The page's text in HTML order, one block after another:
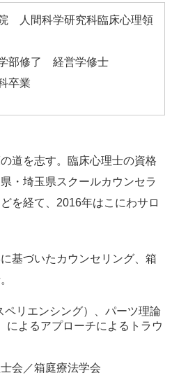
人間科学研究科臨床心理領
部修了 経営学修士
卒業
道を志す。臨床心理士の資格
・埼玉県スクールカウンセラ
を経て、2016年はこにわサロ
基づいたカウンセリング、箱
ペリエンシング）、パーツ理論
によるアプローチによるトラウ
会／箱庭療法学会